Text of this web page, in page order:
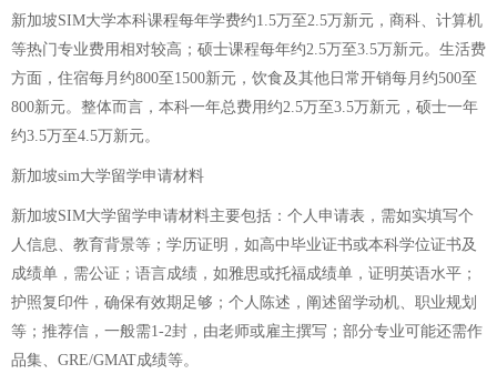
新加坡SIM大学本科课程每年学费约1.5万至2.5万新元，商科、计算机
等热门专业费用相对较高；硕士课程每年约2.5万至3.5万新元。生活费
方面，住宿每月约800至1500新元，饮食及其他日常开销每月约500至
800新元。整体而言，本科一年总费用约2.5万至3.5万新元，硕士一年
约3.5万至4.5万新元。
新加坡sim大学留学申请材料
新加坡SIM大学留学申请材料主要包括：个人申请表，需如实填写个
人信息、教育背景等；学历证明，如高中毕业证书或本科学位证书及
成绩单，需公证；语言成绩，如雅思或托福成绩单，证明英语水平；
护照复印件，确保有效期足够；个人陈述，阐述留学动机、职业规划
等；推荐信，一般需1-2封，由老师或雇主撰写；部分专业可能还需作
品集、GRE/GMAT成绩等。